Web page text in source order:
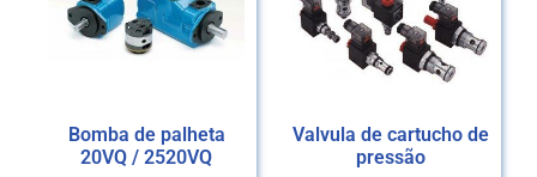
Bomba de palheta
20VQ / 2520VQ
Valvula de cartucho de
pressão